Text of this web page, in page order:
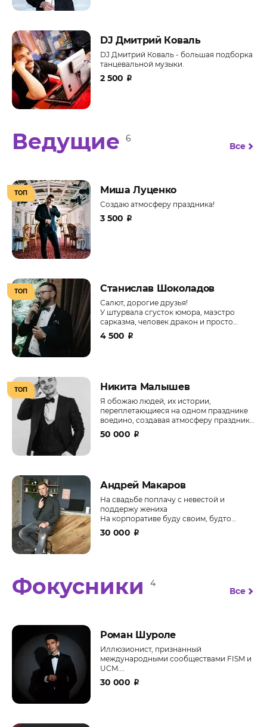
DJ Дмитрий Коваль
DJ Дмитрий Коваль - большая подборка
танцевальной музыки.
2 500 ₽
Ведущие 6
Все
ТОП Миша Луценко
Создаю атмосферу праздника!
3 500 ₽
ТОП Станислав Шоколадов
Салют, дорогие друзья!
У штурвала сгусток юмора, маэстро
сарказма, человек дракон и просто
хороший паренёк - Станислав!
4 500 ₽
ТОП Никита Малышев
Я обожаю людей, их истории,
переплетающиеся на одном празднике
воедино, создавая атмосферу праздника
для всех гостей.
50 000 ₽
Андрей Макаров
На свадьбе поплачу с невестой и
поддержу жениха
На корпоративе буду своим, будто
работаю с вами
30 000 ₽
Фокусники 4
Все
Роман Шуроле
Иллюзионист, признанный
международными сообществами FISM и
UCM.
Современный, интеллигентный,
стильный иллюзионист.
30 000 ₽